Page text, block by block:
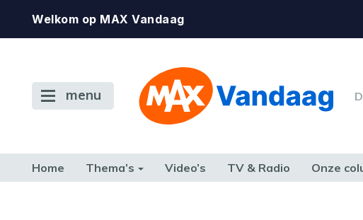
Welkom op MAX Vandaag
menu
Home Thema’s Video’s TV & Radio Onze